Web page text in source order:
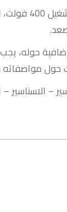
حوله،
حول
– الاسناسير–